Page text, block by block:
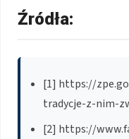
Źródła:
[1] https://
tradycje-z-nim-
[2] https://